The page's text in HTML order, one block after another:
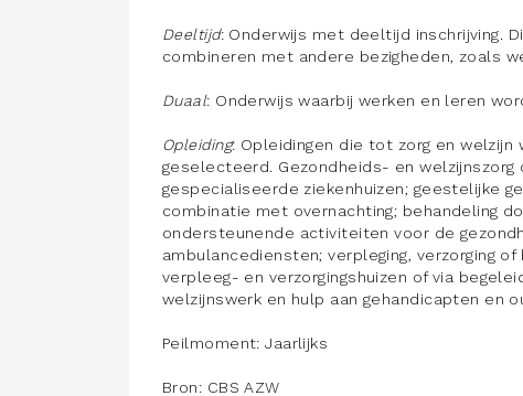
Deeltijd: Onderwijs met deeltijd inschrijving.
combineren met andere bezigheden, zoals
Duaal: Onderwijs waarbij werken en leren
Opleiding: Opleidingen die tot zorg en welzijn
geselecteerd. Gezondheids- en welzijnszorg
gespecialiseerde ziekenhuizen; geestelijke
combinatie met overnachting; behandeling
ondersteunende activiteiten voor de
ambulancediensten; verpleging, verzorging
verpleeg- en verzorgingshuizen of via
welzijnswerk en hulp aan gehandicapten en
Peilmoment: Jaarlijks
Bron: CBS AZW